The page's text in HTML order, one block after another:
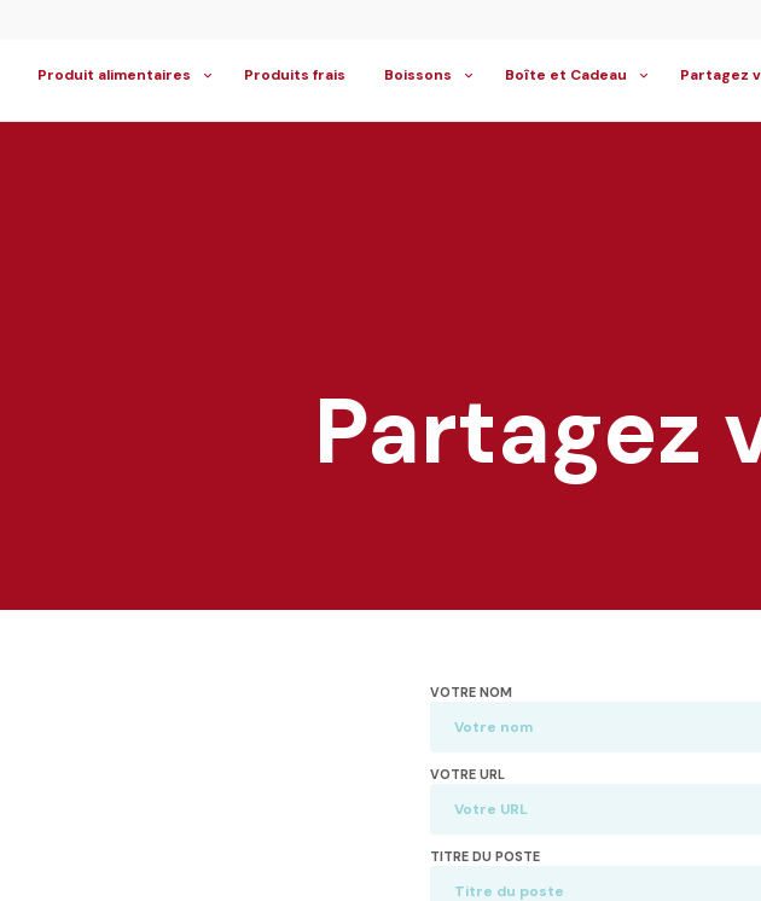
Produit alimentaires Produits frais Boissons Boîte et Cadeau Partagez
Partagez
VOTRE NOM
VOTRE URL
TITRE DU POSTE